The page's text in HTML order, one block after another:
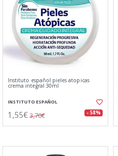
Instituto español pieles atopicas
crema integral 30ml
INSTITUTO ESPAÑOL
1,55€ 3,70€ - 58%